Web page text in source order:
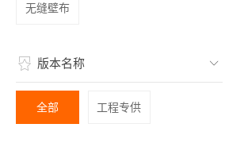
无缝壁布
版本名称
全部 工程专供